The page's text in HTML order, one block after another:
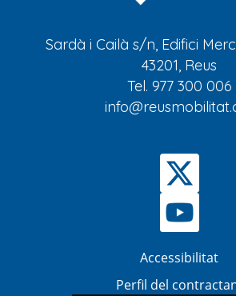
Sardà i Cailà s/n, Edifici
43201, Reus
Tel. 977 300 006
Accessibilitat
Perfil del